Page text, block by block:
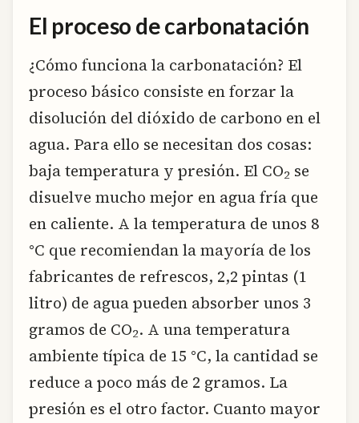
El proceso de carbonatación
¿Cómo funciona la carbonatación? El
proceso básico consiste en forzar la
disolución del dióxido de carbono en el
agua. Para ello se necesitan dos cosas:
baja temperatura y presión. El CO2 se
disuelve mucho mejor en agua fría que
en caliente. A la temperatura de unos 8
°C que recomiendan la mayoría de los
fabricantes de refrescos, 2,2 pintas (1
litro) de agua pueden absorber unos 3
gramos de CO2. A una temperatura
ambiente típica de 15 °C, la cantidad se
reduce a poco más de 2 gramos. La
presión es el otro factor. Cuanto mayor